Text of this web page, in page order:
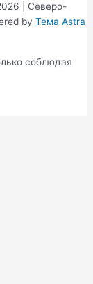
| Северо-
by Тема Astra
соблюдая